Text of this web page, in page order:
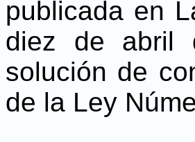
publicada en
diez de abril
solución de
de la Ley